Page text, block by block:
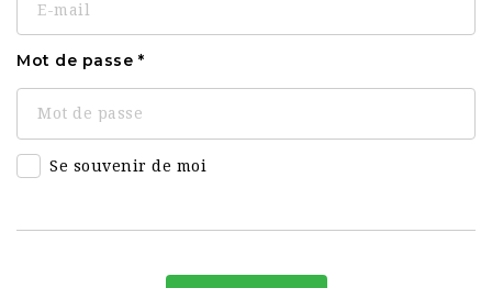
Mot de passe
Se souvenir de moi